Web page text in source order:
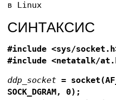
в Linux
СИНТАКСИС
#include <sys/
#include <netatalk/
ddp_socket =
SOCK_DGRAM, 0);